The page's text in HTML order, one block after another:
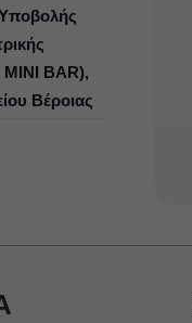
MINI BAR),
Βέροιας